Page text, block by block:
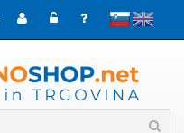
slovenskoEnglish